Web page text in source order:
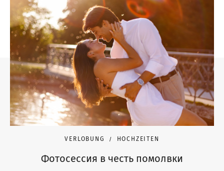
VERLOBUNG HOCHZEITEN
Фотосессия в честь помолвки